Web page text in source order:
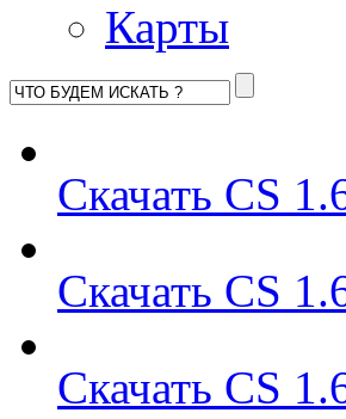
Карты
Скачать CS
Скачать CS
Скачать CS